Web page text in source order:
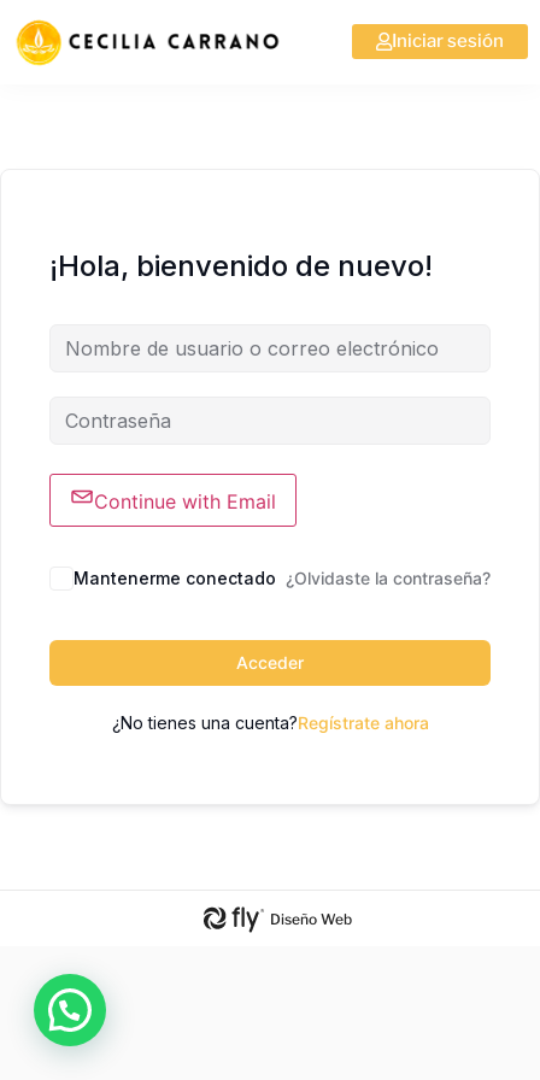
Iniciar sesión
¡Hola, bienvenido de nuevo!
Continue with Email
Mantenerme conectado ¿Olvidaste la contraseña?
Acceder
¿No tienes una cuenta?Regístrate ahora
Diseño Web